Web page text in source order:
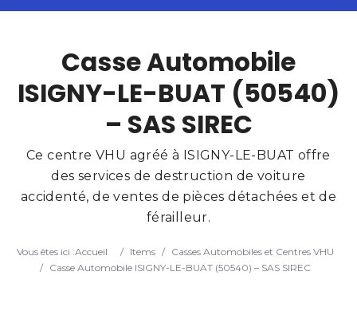
Casse Automobile
ISIGNY-LE-BUAT (50540)
– SAS SIREC
Ce centre VHU agréé à ISIGNY-LE-BUAT offre
des services de destruction de voiture
accidenté, de ventes de pièces détachées et de
férailleur.
Vous êtes ici :Accueil / Items / Casses Automobiles et Centres VHU
/ Casse Automobile ISIGNY-LE-BUAT (50540) – SAS SIREC